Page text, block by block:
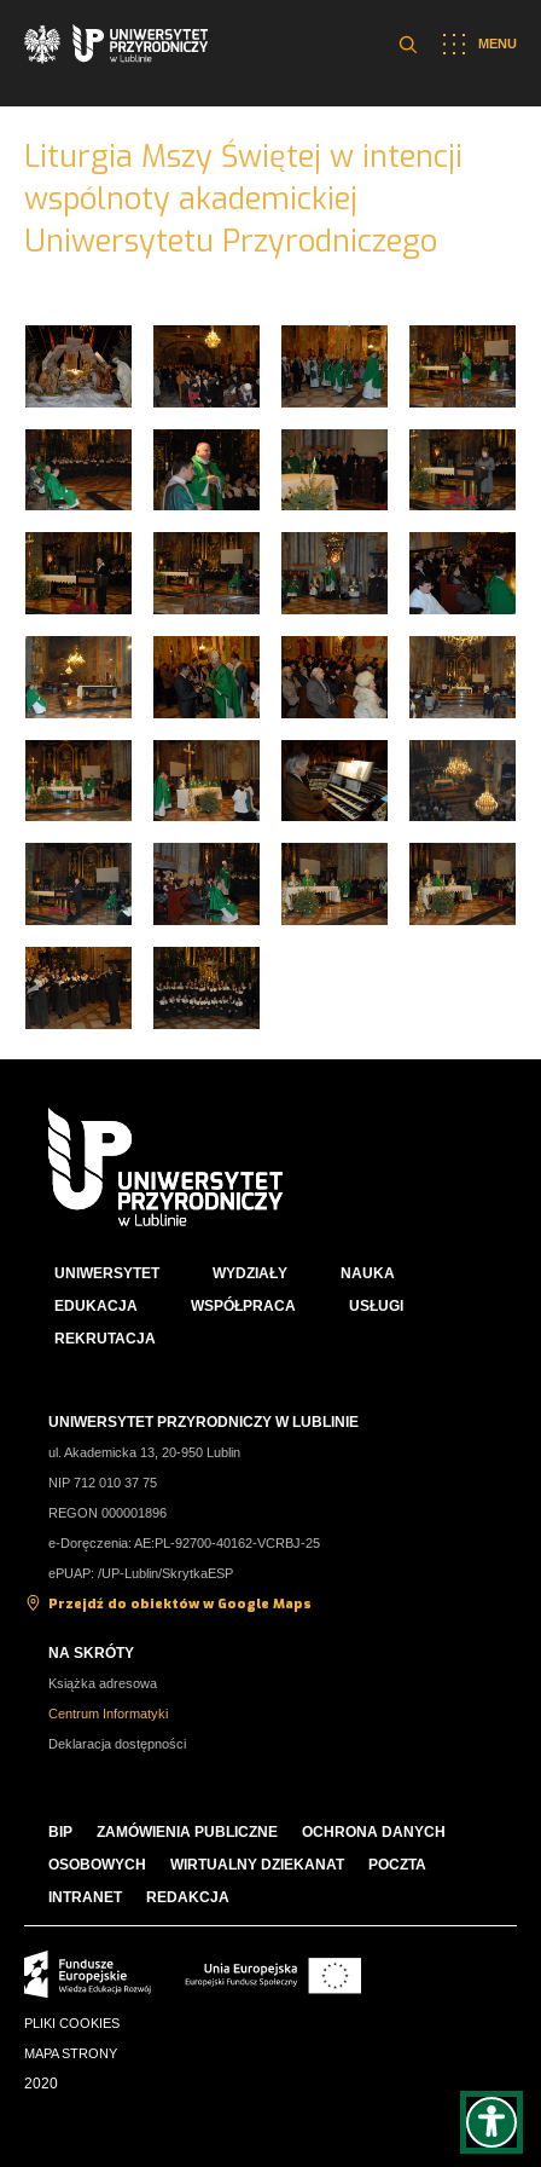
MENU
Liturgia Mszy Świętej w intencji
wspólnoty akademickiej
Uniwersytetu Przyrodniczego
UNIWERSYTET WYDZIAŁY
NAUKA
EDUKACJA
WSPÓŁPRACA
USŁUGI
REKRUTACJA
UNIWERSYTET PRZYRODNICZY W LUBLINIE
ul. Akademicka 13, 20-950 Lublin
NIP 712 010 37 75
REGON 000001896
e-Doręczenia: AE:PL-92700-40162-VCRBJ-25
ePUAP: /UP-Lublin/SkrytkaESP
Przejdź do obiektów w Google Maps
NA SKRÓTY
Książka adresowa
Centrum Informatyki
Deklaracja dostępności
BIP ZAMÓWIENIA PUBLICZNE
OCHRONA DANYCH
OSOBOWYCH
WIRTUALNY DZIEKANAT
POCZTA
INTRANET
REDAKCJA
PLIKI COOKIES
MAPA STRONY
2020